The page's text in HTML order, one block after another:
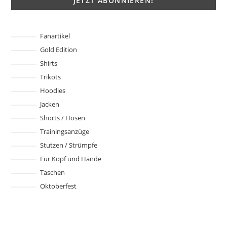
Fanartikel
Gold Edition
Shirts
Trikots
Hoodies
Jacken
Shorts / Hosen
Trainingsanzüge
Stutzen / Strümpfe
Für Kopf und Hände
Taschen
Oktoberfest